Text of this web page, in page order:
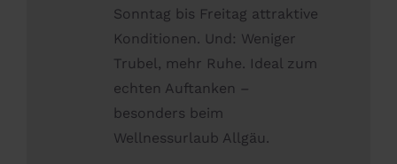
Sonntag bis Freitag attraktive
Konditionen. Und: Weniger
Trubel, mehr Ruhe. Ideal zum
echten Auftanken –
besonders beim
Wellnessurlaub Allgäu.